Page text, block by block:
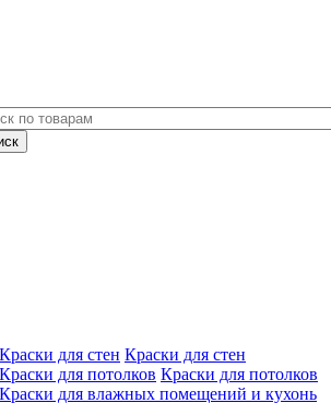
Краски для стен
Краски для потолков